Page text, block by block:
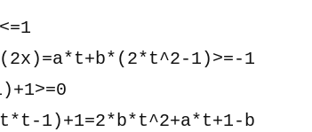
学
[第
1)>=-1
1)+1=2*b*t^2+a*t+1-b